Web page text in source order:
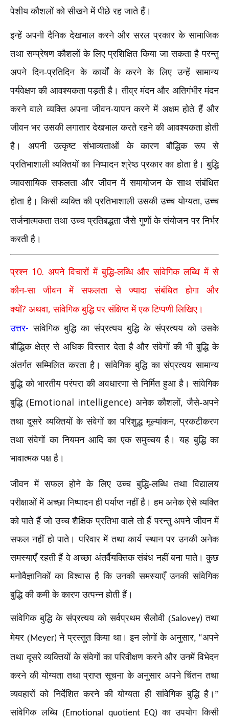
पेशीय कौशलों को सीखने में पीछे रह जाते हैं।
इन्हें अपनी दैनिक देखभाल करने और सरल प्रकार के सामाजिक
तथा सम्प्रेषण कौशलों के लिए प्रशिक्षित किया जा सकता है परन्तु
अपने दिन-प्रतिदिन के कार्यों के करने के लिए उन्हें सामान्य
पर्यवेक्षण की आवश्यकता पड़ती है। तीव्र मंदन और अतिगंभीर मंदन
करने वाले व्यक्ति अपना जीवन-यापन करने में अक्षम होते हैं और
जीवन भर उसकी लगातार देखभाल करते रहने की आवश्यकता होती
है। अपनी उत्कृष्ट संभाव्यताओं के कारण बौद्धिक रूप से
प्रतिभाशाली व्यक्तियों का निष्पादन श्रेष्ठ प्रकार का होता है। बुद्धि
व्यावसायिक सफलता और जीवन में समायोजन के साथ संबंधित
होता है। किसी व्यक्ति की प्रतिभाशाली उसकी उच्च योग्यता,उच्च
सर्जनात्मकता तथा उच्च प्रतिबद्धता जैसे गुणों के संयोजन पर निर्भर
करती है।
प्रश्न 10. अपने विचारों में बुद्धि-लब्धि और सांवेगिक लब्धि में से
कौन-सा जीवन में सफलता से ज्यादा संबंधित होगा और
क्यों? अथवा,सांवेगिक बुद्धि पर संक्षिप्त में एक टिप्पणी लिखिए।
उत्तर- सांवेगिक बुद्धि का संप्रत्यय बुद्धि के संप्रत्यय को उसके
बौद्धिक क्षेत्र से अधिक विस्तार देता है और संवेगों की भी बुद्धि के
अंतर्गत सम्मिलित करता है। सांवेगिक बुद्धि का संप्रत्यय सामान्य
बुद्धि को भारतीय परंपरा की अवधारणा से निर्मित हुआ है। सांवेगिक
बुद्धि (Emotional intelligence) अनेक कौशलों,जैसे-अपने
तथा दूसरे व्यक्तियों के संवेगों का परिशुद्ध मूल्यांकन,प्रकटीकरण
तथा संवेगों का नियमन आदि का एक समुच्चय है। यह बुद्धि का
भावात्मक पक्ष है।
जीवन में सफल होने के लिए उच्च बुद्धि-लब्धि तथा विद्यालय
परीक्षाओं में अच्छा निष्पादन ही पर्याप्त नहीं है। हम अनेक ऐसे व्यक्ति
को पाते हैं जो उच्च शैक्षिक प्रतिभा वाले तो हैं परन्तु अपने जीवन में
सफल नहीं हो पाते। परिवार में तथा कार्य स्थान पर उनकी अनेक
समस्याएँ रहती हैं वे अच्छा अंतर्वैयक्तिक संबंध नहीं बना पाते। कुछ
मनोवैज्ञानिकों का विश्वास है कि उनकी समस्याएँ उनकी सांवेगिक
बुद्धि की कमी के कारण उत्पन्न होती हैं।
सांवेगिक बुद्धि के संप्रत्यय को सर्वप्रथम सैलोवी (Salovey)तथा
मेयर (Meyer)ने प्रस्तुत किया था। इन लोगों के अनुसार, “अपने
तथा दूसरे व्यक्तियों के संवेगों का परिवीक्षण करने और उनमें विभेदन
करने की योग्यता तथा प्राप्त सूचना के अनुसार अपने चिंतन तथा
व्यवहारों को निर्देशित करने की योग्यता ही सांवेगिक बुद्धि है।”
सांवेगिक लब्धि (Emotional quotient EQ)का उपयोग किसी